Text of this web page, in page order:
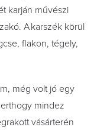
karján művészi
A karszék körül
flakon, tégely,
még volt jó egy
mindez
vásárterén